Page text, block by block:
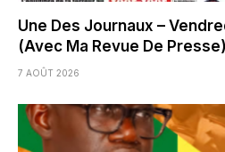
Une Des Journaux –
(Avec Ma Revue De Presse)
7 AOÛT 2026